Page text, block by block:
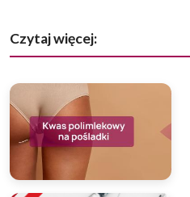
Czytaj więcej: